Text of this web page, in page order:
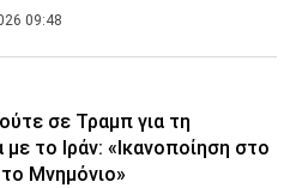
09:48
σε Τραμπ για τη
το Ιράν: «Ικανοποίηση στο
Μνημόνιο»